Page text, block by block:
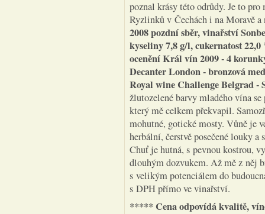
poznal krásy této odrůdy. Je to
Ryzlinků v Čechách i na Moravě
2008 pozdní sběr, vinařství
kyseliny 7,8 g/l, cukernatost 22,0
ocenění Král vín 2009 - 4
Decanter London - bronzová
Royal wine Challenge Belgrad
žlutozelené barvy mladého vína
který mě celkem překvapil.
mohutné, gotické mosty. Vůně je
herbální, čerstvě posečené louky
Chuť je hutná, s pevnou kostrou,
dlouhým dozvukem. Až mě z něj
s velikým potenciálem do
s DPH přímo ve vinařství.
***** Cena odpovídá kvalitě,